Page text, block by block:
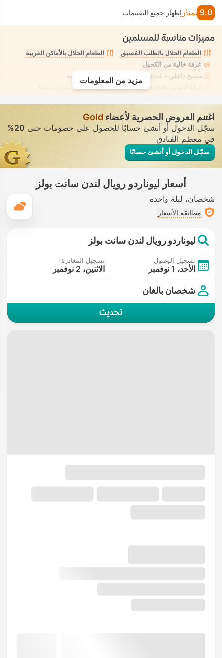
9.0 ممتاز إظهار جميع التقييمات
مميزات مناسبة للمسلمين
الطعام الحلال بالطلب المُسبق
الطعام الحلال بالأماكن القريبة
غرفة خالية من الكحول
مسبح داخلي • مُختلط • ملابس السباحة المحتشمة
غرفة لتقديم علاجات السبا، تدليك
• تأجير خاص • معزول تمامًا
مزيد من المعلومات
اغتنم العروض الحصرية لأعضاء Gold
سجّل الدخول أو أنشئ حسابًا للحصول على خصومات حتى20%
في معظم الفنادق
سجّل الدخول أو أنشئ حسابًا
أسعار ليوناردو رويال لندن سانت بولز
شخصان ليلة واحدة
مطابقة الأسعار
ليوناردو رويال لندن سانت بولز
تسجيل الوصول
الأحد، 1 نوفمبر
تسجيل المغادرة
الاثنين، 2 نوفمبر
شخصان بالغان
تحديث